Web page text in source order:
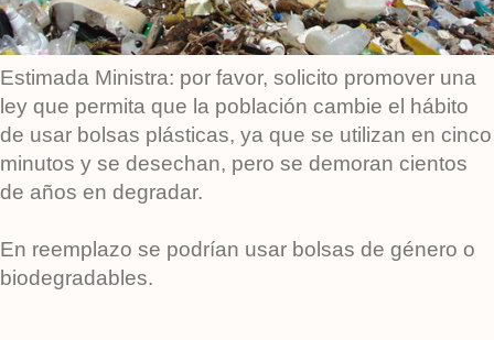
Estimada Ministra: por favor, solicito promover una
ley que permita que la población cambie el hábito
de usar bolsas plásticas, ya que se utilizan en cinco
minutos y se desechan, pero se demoran cientos
de años en degradar.
En reemplazo se podrían usar bolsas de género o
biodegradables.